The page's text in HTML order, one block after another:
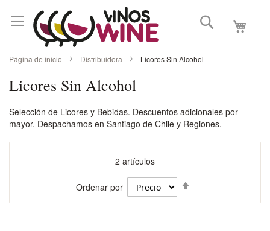
Mi
Buscar
Página de inicio Distribuidora Licores Sin Alcohol
Licores Sin Alcohol
Selección de Licores y Bebidas. Descuentos adicionales por
mayor. Despachamos en Santiago de Chile y Regiones.
2 artículos
Ordenar por
Descendente